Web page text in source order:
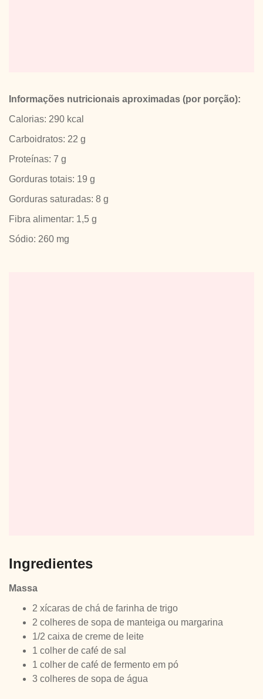
Informações nutricionais aproximadas (por porção):
Calorias: 290 kcal
Carboidratos: 22 g
Proteínas: 7 g
Gorduras totais: 19 g
Gorduras saturadas: 8 g
Fibra alimentar: 1,5 g
Sódio: 260 mg
Ingredientes
Massa
2 xícaras de chá de farinha de trigo
2 colheres de sopa de manteiga ou margarina
1/2 caixa de creme de leite
1 colher de café de sal
1 colher de café de fermento em pó
3 colheres de sopa de água